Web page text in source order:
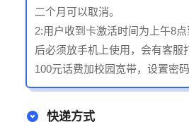
二个月可以取消。
2:用户收到卡激活时间为上午8
后必须放手机上使用，会有客服
100元话费加校园宽带，设置密
快递方式